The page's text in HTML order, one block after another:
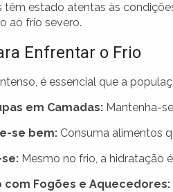
têm estado atentas às
ao frio severo.
Enfrentar o Frio
é essencial que a
em Camadas: Mantenha-
se bem: Consuma alimentos
Mesmo no frio, a hidratação
com Fogões e Aquecedores: